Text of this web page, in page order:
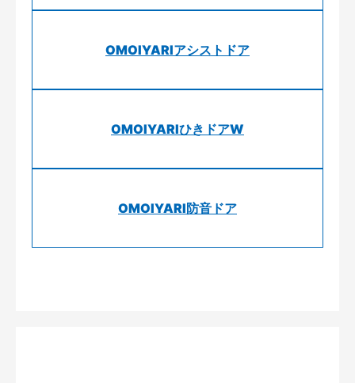
OMOIYARIアシストドア
OMOIYARIひきドアW
OMOIYARI防音ドア